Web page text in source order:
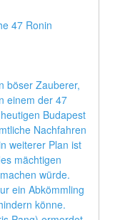
47 Ronin
böser Zauberer,
einem der 47
Budapest
Nachfahren
weiterer Plan ist
mächtigen
würde.
ein Abkömmling
könne.